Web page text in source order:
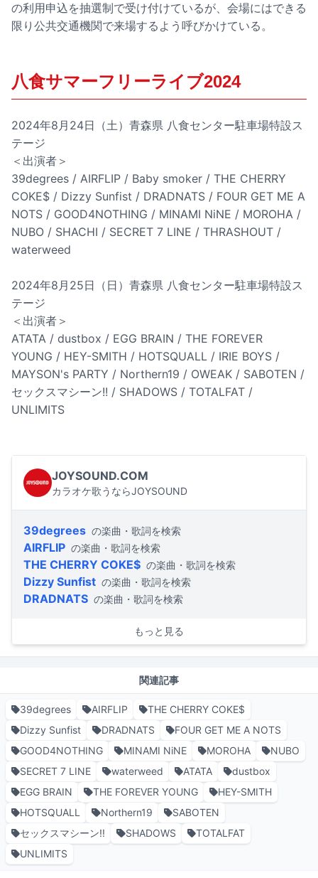
の利用申込を抽選制で受け付けているが、会場にはできる
限り公共交通機関で来場するよう呼びかけている。
八食サマーフリーライブ2024
2024年8月24日（土）青森県 八食センター駐車場特設ス
テージ
＜出演者＞
39degrees / AIRFLIP / Baby smoker / THE CHERRY
COKE$ / Dizzy Sunfist / DRADNATS / FOUR GET ME A
NOTS / GOOD4NOTHING / MINAMI NiNE / MOROHA /
NUBO / SHACHI / SECRET 7 LINE / THRASHOUT /
waterweed
2024年8月25日（日）青森県 八食センター駐車場特設ス
テージ
＜出演者＞
ATATA / dustbox / EGG BRAIN / THE FOREVER
YOUNG / HEY-SMITH / HOTSQUALL / IRIE BOYS /
MAYSON's PARTY / Northern19 / OWEAK / SABOTEN /
セックスマシーン!! / SHADOWS / TOTALFAT /
UNLIMITS
JOYSOUND.COM
カラオケ歌うならJOYSOUND
39degrees の楽曲・歌詞を検索
AIRFLIP の楽曲・歌詞を検索
THE CHERRY COKE$ の楽曲・歌詞を検索
Dizzy Sunfist の楽曲・歌詞を検索
DRADNATS の楽曲・歌詞を検索
もっと見る
関連記事
39degrees AIRFLIP
THE CHERRY COKE$
Dizzy Sunfist
DRADNATS
FOUR GET ME A NOTS
GOOD4NOTHING
MINAMI NiNE MOROHA
NUBO
SECRET 7 LINE
waterweed ATATA
dustbox
EGG BRAIN
THE FOREVER YOUNG
HEY-SMITH
HOTSQUALL
Northern19
SABOTEN
セックスマシーン!!
SHADOWS
TOTALFAT
UNLIMITS